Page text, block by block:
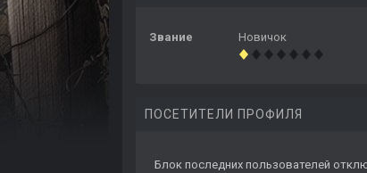
Звание Новичок
ПОСЕТИТЕЛИ ПРОФИЛЯ
Блок последних пользователей